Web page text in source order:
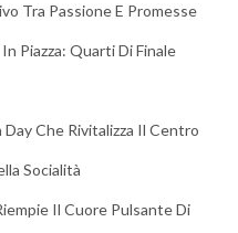
Tra Passione E Promesse
Piazza: Quarti Di Finale
Day Che Rivitalizza Il Centro
Socialità
Il Cuore Pulsante Di